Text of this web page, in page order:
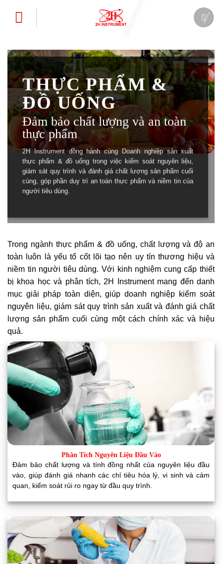
THỰC PHẨM &
ĐỒ UỐNG
Đảm bảo chất lượng và an toàn
thực phẩm
2H Instrument đồng hành cùng Doanh nghiệp sản xuất
thực phẩm & đồ uống trong việc kiểm soát nguyên liệu,
giám sát quy trình và đánh giá chất lượng sản phẩm cuối
cùng, góp phần duy trì an toàn thực phẩm và niềm tin của
người tiêu dùng.
Trong ngành thực phẩm & đồ uống, chất lượng và độ an
toàn luôn là yếu tố cốt lõi tạo nên uy tín thương hiệu và
niềm tin người tiêu dùng. Với kinh nghiệm cung cấp thiết
bị khoa học và phân tích, 2H Instrument mang đến danh
mục giải pháp toàn diện, giúp doanh nghiệp kiểm soát
nguyên liệu, giám sát quy trình sản xuất và đánh giá chất
lượng sản phẩm cuối cùng một cách chính xác và hiệu
quả.
Phân Tích Nguyên Liệu Đầu Vào
Đảm bảo chất lượng và tính đồng nhất của nguyên liệu đầu
vào, giúp đánh giá nhanh các chỉ tiêu hóa lý, vi sinh và cảm
quan, kiểm soát rủi ro ngay từ đầu quy trình.